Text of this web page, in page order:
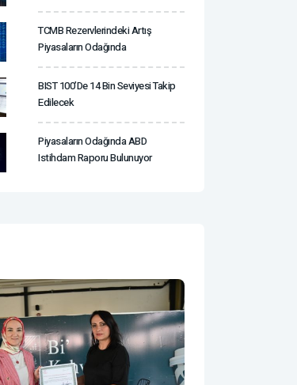
TCMB Rezervlerindeki Artış
Piyasaların Odağında
BIST 100’de 14 Bin Seviyesi Takip
Edilecek
Piyasaların Odağında ABD
Istihdam Raporu Bulunuyor